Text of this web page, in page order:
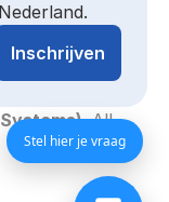
. All
Stel hier je vraag